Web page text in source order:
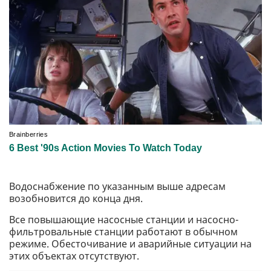
Водоснабжение по указанным выше адресам
возобновится до конца дня.
Все повышающие насосные станции и насосно-
фильтровальные станции работают в обычном
режиме. Обесточивание и аварийные ситуации на
этих объектах отсутствуют.